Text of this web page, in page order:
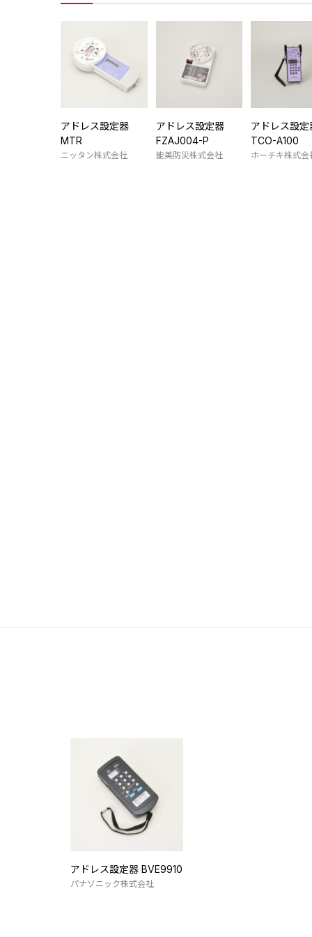
アドレス設定器
MTR
ニッタン株式会社
アドレス設定器
FZAJ004-P
能美防災株式会社
アドレス設定
TCO-A100
ホーチキ株式会
アドレス設定器 BVE9910
パナソニック株式会社